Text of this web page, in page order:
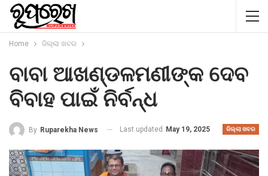
Home ଜିଲ୍ଲା ଖବର
ବାବା ଆଖଣ୍ଡଳମଣୀଙ୍କ ଦେବ
ବିବାହ ପାଇଁ ନିର୍ବନ୍ଧ
ଜିଲ୍ଲା ଖବର
By Ruparekha News Last updated May 19, 2025